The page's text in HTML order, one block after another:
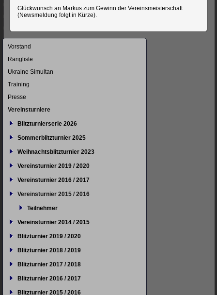
Glückwunsch an Markus zum Gewinn der Vereinsmeisterschaft
(Newsmeldung folgt in Kürze).
Navigation
Vorstand
Rangliste
Ukraine Simultan
Training
Presse
Vereinsturniere
Blitzturnierserie 2026
Sommerblitzturnier 2025
Weihnachtsblitzturnier 2023
Vereinsturnier 2019 / 2020
Vereinsturnier 2016 / 2017
Vereinsturnier 2015 / 2016
Teilnehmer
Vereinsturnier 2014 / 2015
Blitzturnier 2019 / 2020
Blitzturnier 2018 / 2019
Blitzturnier 2017 / 2018
Blitzturnier 2016 / 2017
Blitzturnier 2015 / 2016